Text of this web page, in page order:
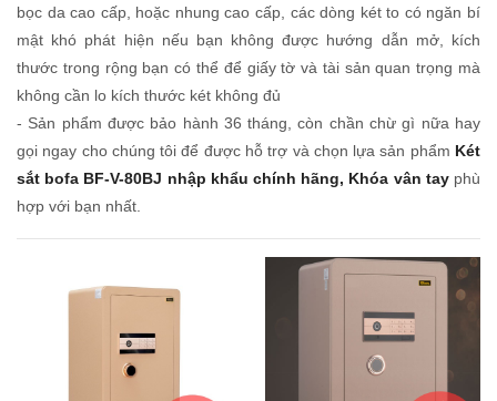
bọc da cao cấp, hoặc nhung cao cấp, các dòng két to có ngăn bí
mật khó phát hiện nếu bạn không được hướng dẫn mở, kích
thước trong rộng bạn có thể để giấy tờ và tài sản quan trọng mà
không cần lo kích thước két không đủ
- Sản phẩm được bảo hành 36 tháng, còn chần chừ gì nữa hay
gọi ngay cho chúng tôi để được hỗ trợ và chọn lựa sản phẩm Két
sắt bofa BF-V-80BJ nhập khẩu chính hãng, Khóa vân tayphù
hợp với bạn nhất.